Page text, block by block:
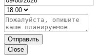
Отправить
Close